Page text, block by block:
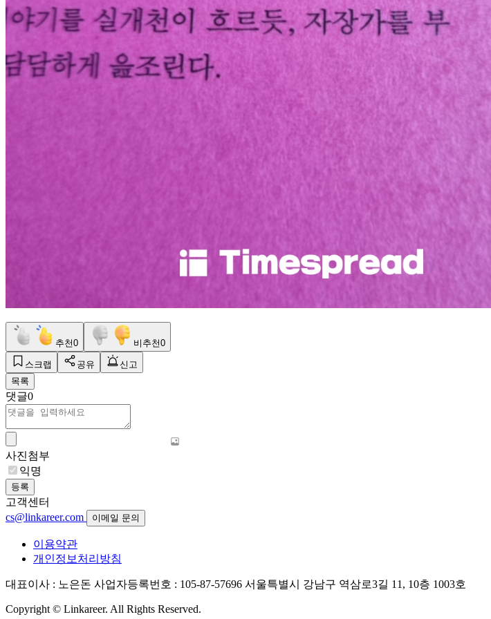
추천0 비추천0
스크랩 공유
신고
목록
댓글0
사진첨부
익명
등록
고객센터
cs@linkareer.com
이메일 문의
이용약관
개인정보처리방침
대표이사 : 노은돈 사업자등록번호 : 105-87-57696 서울특별시 강남구 역삼로3길 11, 10층 1003호
Copyright © Linkareer. All Rights Reserved.